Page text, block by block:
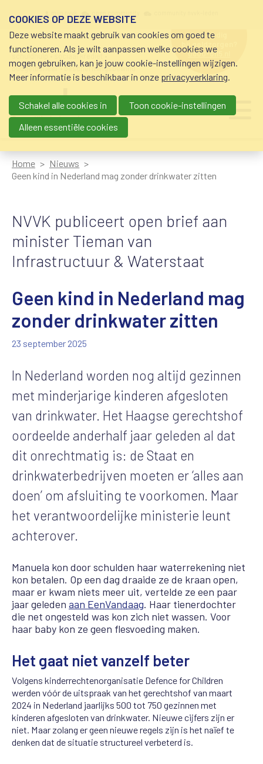
schuldhulp • sociaal krediet •
budgetbeheer • beschermingsbewind
hulp nodig
bij geldzorgen?
0800-8115.nl
Main navigation
Home
Nieuws
Geen kind in Nederland mag zonder drinkwater zitten
NVVK publiceert open brief aan
minister Tieman van
Infrastructuur & Waterstaat
Geen kind in Nederland mag
zonder drinkwater zitten
23 september 2025
In Nederland worden nog altijd gezinnen
met minderjarige kinderen afgesloten
van drinkwater. Het Haagse gerechtshof
oordeelde anderhalf jaar geleden al dat
dit onrechtmatig is: de Staat en
drinkwaterbedrijven moeten er ‘alles aan
doen’ om afsluiting te voorkomen. Maar
het verantwoordelijke ministerie leunt
achterover.
Manuela kon door schulden haar waterrekening niet
kon betalen. Op een dag draaide ze de kraan open,
maar er kwam niets meer uit, vertelde ze een paar
jaar geleden aan EenVandaag. Haar tienerdochter
die net ongesteld was kon zich niet wassen. Voor
haar baby kon ze geen flesvoeding maken.
Het gaat niet vanzelf beter
Volgens kinderrechtenorganisatie Defence for Children
werden vóór de uitspraak van het gerechtshof van maart
2024 in Nederland jaarlijks 500 tot 750 gezinnen met
kinderen afgesloten van drinkwater. Nieuwe cijfers zijn er
niet. Maar zolang er geen nieuwe regels zijn is het naïef te
denken dat de situatie structureel verbeterd is.
COOKIES OP DEZE WEBSITE
Deze website maakt gebruik van cookies om goed te
functioneren. Als je wilt aanpassen welke cookies we
mogen gebruiken, kan je jouw cookie-instellingen wijzigen.
Meer informatie is beschikbaar in onze privacyverklaring.
Schakel alle cookies in
Toon cookie-instellingen
Alleen essentiële cookies